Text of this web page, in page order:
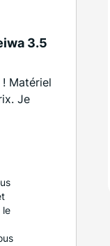
3.5
Matériel
Je
le